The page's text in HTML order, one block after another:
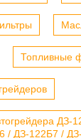
Топливные
ДЗ-
/ ДЗ-122Б7 /